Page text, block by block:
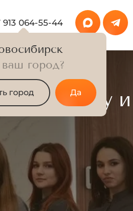
город?
город Да
913 064-55-44
к сезону и